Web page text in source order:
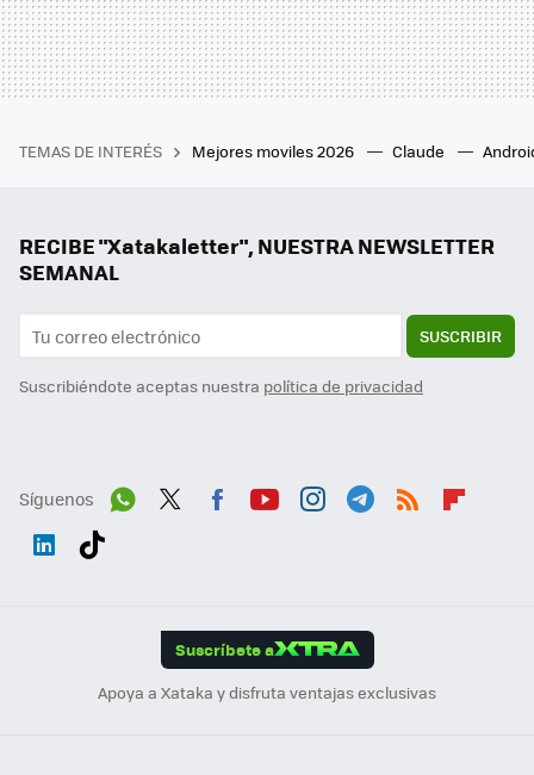
TEMAS DE INTERÉS Mejores moviles 2026 Claude
RECIBE "Xatakaletter", NUESTRA NEWSLETTER
SEMANAL
SUSCRIBIR
Suscribiéndote aceptas nuestra política de privacidad
Síguenos
Suscríbete a
Apoya a Xataka y disfruta ventajas exclusivas